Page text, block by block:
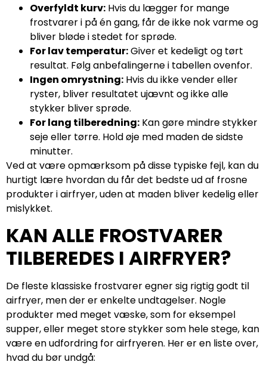
Overfyldt kurv: Hvis du lægger for mange
frostvarer i på én gang, får de ikke nok varme og
bliver bløde i stedet for sprøde.
For lav temperatur:Giver et kedeligt og tørt
resultat. Følg anbefalingerne i tabellen ovenfor.
Ingen omrystning: Hvis du ikke vender eller
ryster, bliver resultatet ujævnt og ikke alle
stykker bliver sprøde.
For lang tilberedning: Kan gøre mindre stykker
seje eller tørre. Hold øje med maden de sidste
minutter.
Ved at være opmærksom på disse typiske fejl, kan du
hurtigt lære hvordan du får det bedste ud af frosne
produkter i airfryer, uden at maden bliver kedelig eller
mislykket.
KAN ALLE FROSTVARER
TILBEREDES I AIRFRYER?
De fleste klassiske frostvarer egner sig rigtig godt til
airfryer, men der er enkelte undtagelser. Nogle
produkter med meget væske, som for eksempel
supper, eller meget store stykker som hele stege, kan
være en udfordring for airfryeren. Her er en liste over,
hvad du bør undgå: